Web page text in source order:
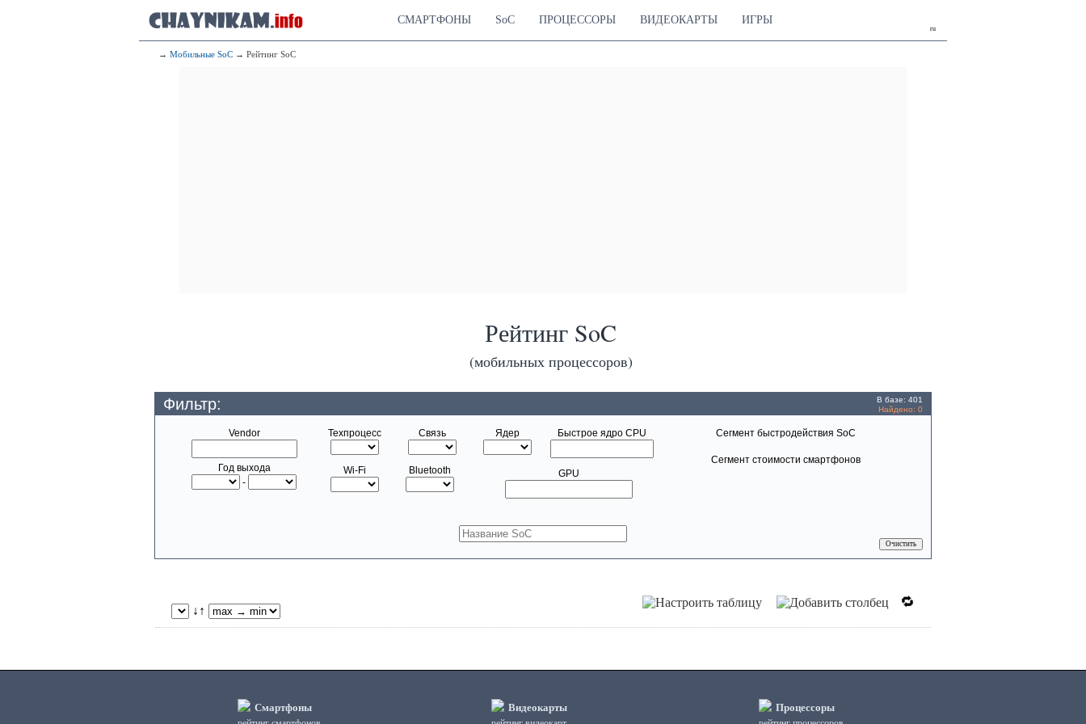
ru
СМАРТФОНЫ SoC ПРОЦЕССОРЫ ВИДЕОКАРТЫ ИГРЫ
→ Мобильные SoC → Рейтинг SoC
Рейтинг SoC
(мобильных процессоров)
Фильтр:
В базе: 401
Найдено:0
Vendor
Год выхода
-
Техпроцесс Связь
Wi-Fi Bluetooth
Ядер Быстрое ядро CPU
GPU
Сегмент быстродействия SoC
Сегмент стоимости смартфонов
Очистить
↓↑
🔁
Смартфоны Видеокарты Процессоры